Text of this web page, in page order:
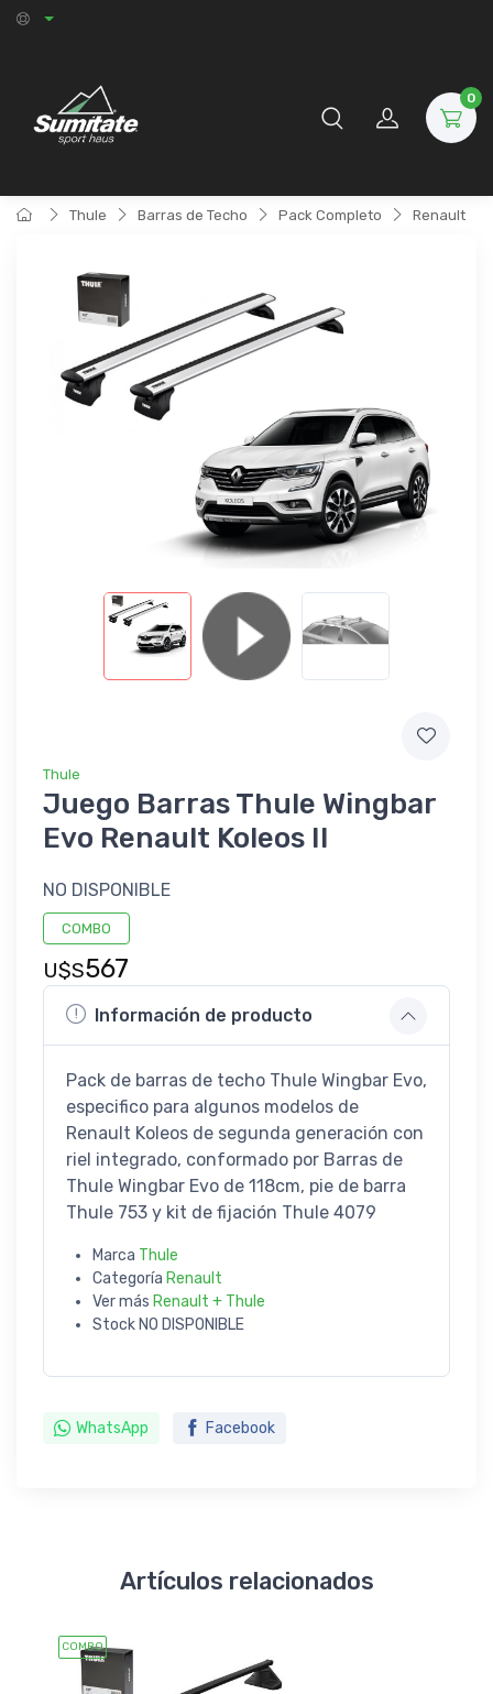
0
Thule Barras de Techo Pack Completo Renault
Thule
Juego Barras Thule Wingbar
Evo Renault Koleos II
NO DISPONIBLE
COMBO
U$S567
Información de producto
Pack de barras de techo Thule Wingbar Evo,
especifico para algunos modelos de
Renault Koleos de segunda generación con
riel integrado, conformado por Barras de
Thule Wingbar Evo de 118cm, pie de barra
Thule 753 y kit de fijación Thule 4079
Marca Thule
Categoría Renault
Ver más Renault + Thule
Stock NO DISPONIBLE
WhatsApp Facebook
Artículos relacionados
COMBO